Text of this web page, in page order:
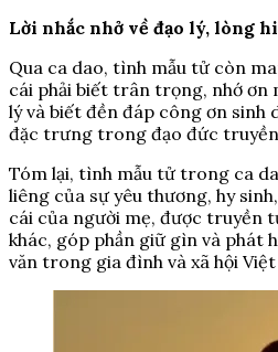
Lời nhắc nhở về đạo lý, lòng
Qua ca dao, tình mẫu tử còn
cái phải biết trân trọng, nhớ ơn
lý và biết đền đáp công ơn sinh
đặc trưng trong đạo đức
Tóm lại, tình mẫu tử trong ca
liêng của sự yêu thương, hy
cái của người mẹ, được truyền
khác, góp phần giữ gìn và phát
văn trong gia đình và xã hội